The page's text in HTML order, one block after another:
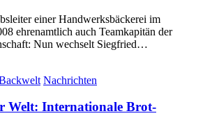
einer Handwerksbäckerei im
ehrenamtlich auch Teamkapitän der
Nun wechselt Siegfried…
Nachrichten
Welt: Internationale Brot-